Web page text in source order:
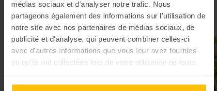
médias sociaux et d'analyser notre trafic. Nous
partageons également des informations sur l'utilisation de
notre site avec nos partenaires de médias sociaux, de
publicité et d'analyse, qui peuvent combiner celles-ci
avec d'autres informations que vous leur avez fournies
ou qu'ils ont collectées lors de votre utilisation de leurs
Ils ont aimé, adoré et nous ont laissé des jolis commentaires
pour vous inspirer 👏🏻
5.00